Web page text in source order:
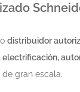
distribuidor
electrificación,
gran escala.